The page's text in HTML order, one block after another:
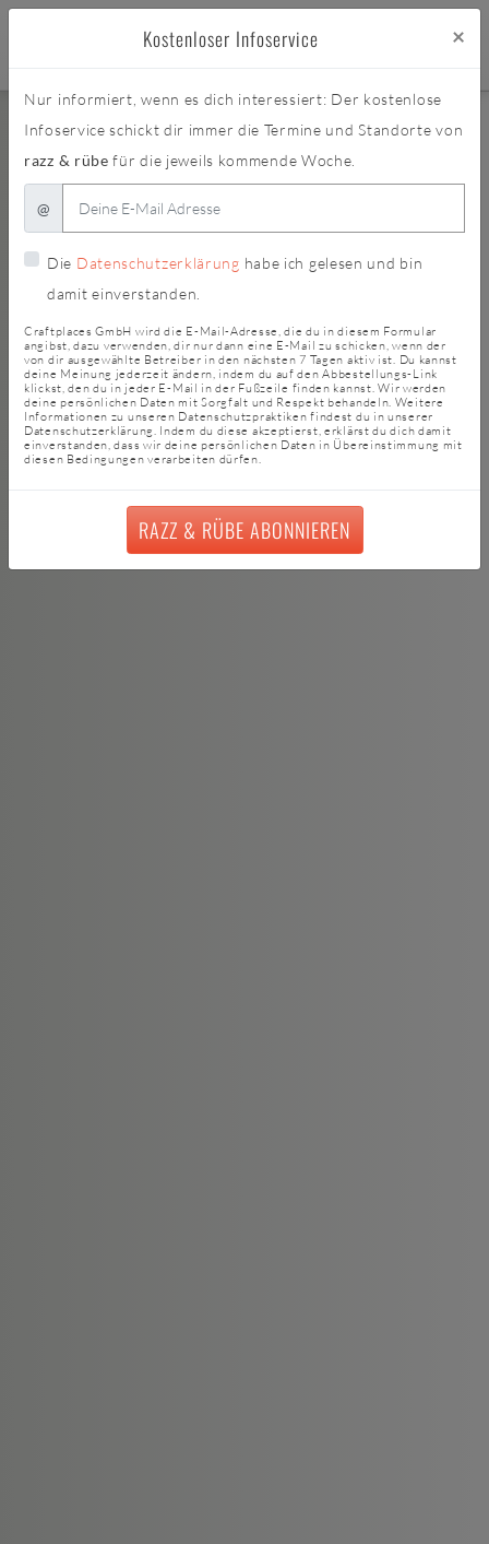
Kostenloser Infoservice ×
Nur informiert, wenn es dich interessiert: Der kostenlose
Infoservice schickt dir immer die Termine und Standorte von
razz & rübe für die jeweils kommende Woche.
@
Die Datenschutzerklärung habe ich gelesen und bin
damit einverstanden.
Craftplaces GmbH wird die E-Mail-Adresse, die du in diesem Formular
angibst, dazu verwenden, dir nur dann eine E-Mail zu schicken, wenn der
von dir ausgewählte Betreiber in den nächsten 7 Tagen aktiv ist. Du kannst
deine Meinung jederzeit ändern, indem du auf den Abbestellungs-Link
klickst, den du in jeder E-Mail in der Fußzeile finden kannst. Wir werden
deine persönlichen Daten mit Sorgfalt und Respekt behandeln. Weitere
Informationen zu unseren Datenschutzpraktiken findest du in unserer
Datenschutzerklärung. Indem du diese akzeptierst, erklärst du dich damit
einverstanden, dass wir deine persönlichen Daten in Übereinstimmung mit
diesen Bedingungen verarbeiten dürfen.
RAZZ & RÜBE ABONNIEREN